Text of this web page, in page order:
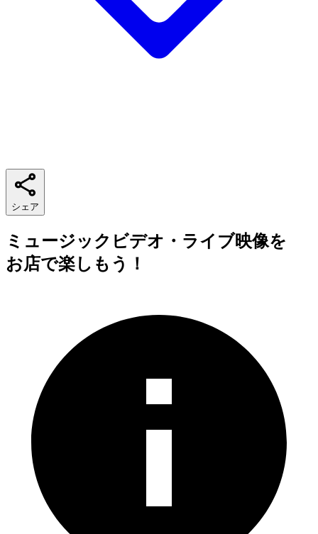
シェア
ミュージックビデオ・ライブ映像を
お店で楽しもう！